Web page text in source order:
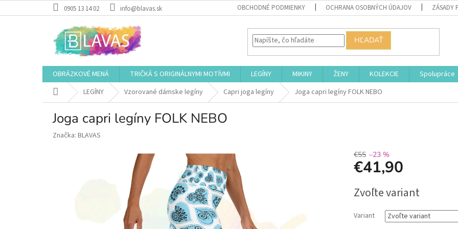
na
0905 13 14 02 info@blavas.sk OBCHODNÉ PODMIENKY OCHRANA OSOBNÝCH ÚDAJOV ZÁSADY
HĽADAŤ
OBRÁZKOVÉ MENÁ TRIČKÁ S ORIGINÁLNYMI MOTÍVMI LEGÍNY MIKINY ŽENY KOLEKCIE Spolupráce
DomovLEGÍNY Vzorované dámske legíny Capri joga legíny Joga capri legíny FOLK NEBO
Joga capri legíny FOLK NEBO
Značka: BLAVAS
€55 –23 %
€41,90
cena:
Zvoľte variant
Variant